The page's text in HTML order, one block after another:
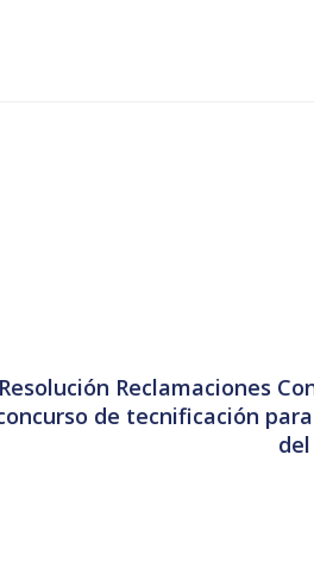
Reclamaciones
de tecnificación